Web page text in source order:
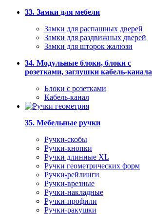
33. Замки для мебели
Замки для распашных дверей
Замки для раздвижных дверей
Замки для шторок жалюзи
34. Модульные блоки, блоки с
розетками, заглушки кабель-канала
Блоки с розетками
Кабель-канал
35. Мебельные ручки
Ручки-скобы
Ручки-кнопки
Ручки длинные XL
Ручки геометрических форм
Ручки-рейлинги
Ручки-врезные
Ручки-накладные
Ручки-профили
Ручки-ракушки